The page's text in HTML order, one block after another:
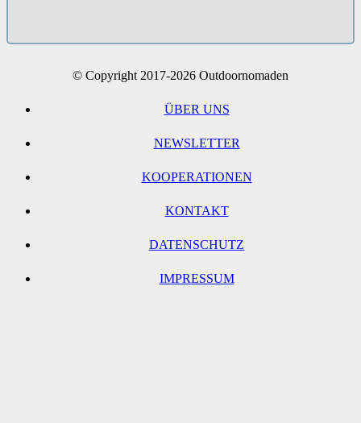
© Copyright 2017-2026 Outdoornomaden
ÜBER UNS
NEWSLETTER
KOOPERATIONEN
KONTAKT
DATENSCHUTZ
IMPRESSUM